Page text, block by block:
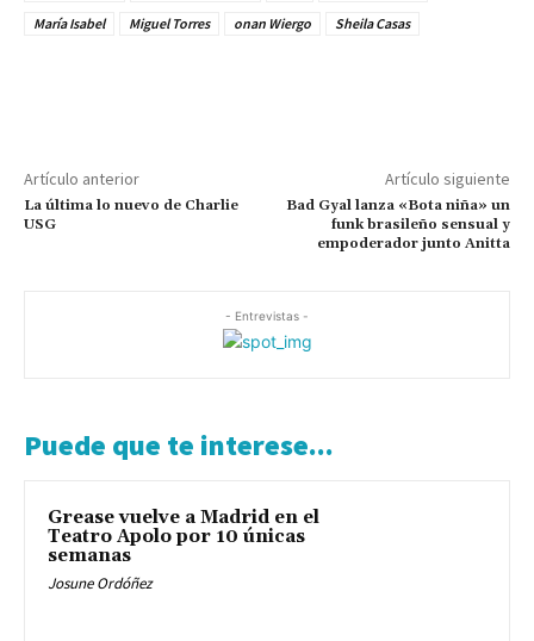
María Isabel
Miguel Torres onan Wiergo Sheila Casas
Artículo anterior
La última lo nuevo de Charlie
USG
Artículo siguiente
Bad Gyal lanza «Bota niña» un
funk brasileño sensual y
empoderador junto Anitta
- Entrevistas -
Puede que te interese...
Grease vuelve a Madrid en el
Teatro Apolo por 10 únicas
semanas
Josune Ordóñez